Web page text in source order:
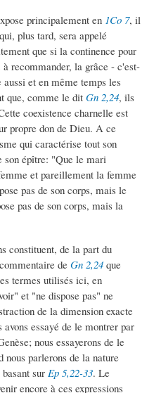
principalement en 1Co 7, il
plus tard, sera appelé
que si la continence pour
recommander, la grâce - c'est-
et en même temps les
que, comme le dit Gn 2,24, ils
coexistence charnelle est
propre don de Dieu. A ce
qui caractérise tout son
son épître: "Que le mari
et pareillement la femme
pas de son corps, mais le
pas de son corps, mais la
constituent, de la part du
de Gn 2,24 que
termes utilisés ici, en
et "ne dispose pas" ne
de la dimension exacte
essayé de le montrer par
nous essayerons de le
nous parlerons de la nature
sur Ep 5,22-33. Le
encore à ces expressions